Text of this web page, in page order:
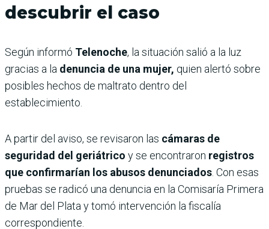
descubrir el caso
Según informó Telenoche, la situación salió a la luz
gracias a la denuncia de una mujer, quien alertó sobre
posibles hechos de maltrato dentro del
establecimiento.
A partir del aviso, se revisaron las cámaras de
seguridad del geriátrico y se encontraron registros
que confirmarían los abusos denunciados . Con esas
pruebas se radicó una denuncia en la Comisaría Primera
de Mar del Plata y tomó intervención la fiscalía
correspondiente.